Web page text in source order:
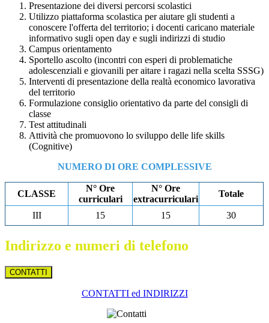
Presentazione dei diversi percorsi scolastici
Utilizzo piattaforma scolastica per aiutare gli studenti a
conoscere l'offerta del territorio; i docenti caricano materiale
informativo sugli open day e sugli indirizzi di studio
Campus orientamento
Sportello ascolto (incontri con esperi di problematiche
adolescenziali e giovanili per aitare i ragazi nella scelta SSSG)
Interventi di presentazione della realtà economico lavorativa
del territorio
Formulazione consiglio orientativo da parte del consigli di
classe
Test attitudinali
Attività che promuovono lo sviluppo delle life skills
(Cognitive)
NUMERO DI ORE COMPLESSIVE
CLASSE
N° Ore
curriculari
N° Ore
extracurriculari
Totale
III 15 15 30
Indirizzo e numeri di telefono
CONTATTI
CONTATTI ed INDIRIZZI